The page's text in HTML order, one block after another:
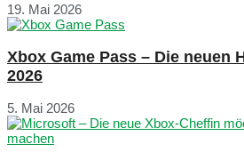
19. Mai 2026
Xbox Game Pass – Die neuen
2026
5. Mai 2026